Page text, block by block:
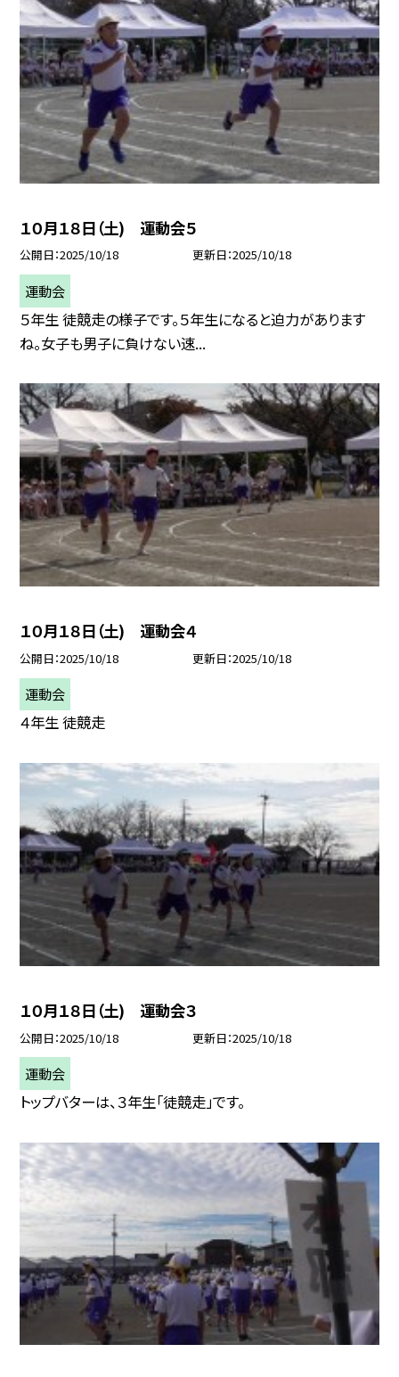
１０月１８日（土) 運動会５
公開日 2025/10/18 更新日 2025/10/18
運動会
５年生 徒競走の様子です。５年生になると迫力があります
ね。女子も男子に負けない速...
１０月１８日（土) 運動会４
公開日 2025/10/18 更新日 2025/10/18
運動会
４年生 徒競走
１０月１８日（土) 運動会３
公開日 2025/10/18 更新日 2025/10/18
運動会
トップバターは、３年生「徒競走」です。